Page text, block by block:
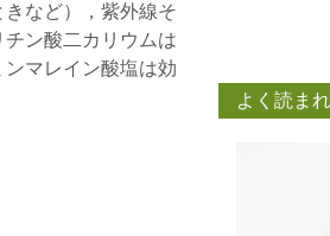
など），紫外線そ
ン酸二カリウムは
マレイン酸塩は効
よく読ま